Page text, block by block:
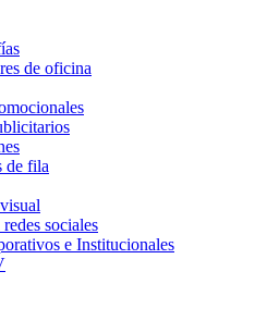
de oficina
de fila
sociales
e Institucionales